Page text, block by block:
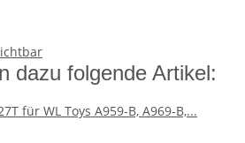
dazu folgende Artikel: